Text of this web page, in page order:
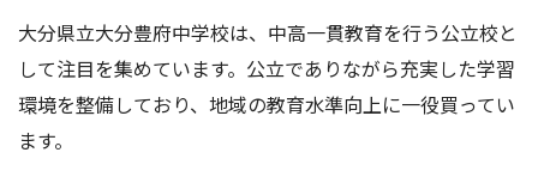
大分県立大分豊府中学校は、中高一貫教育を行う公立校と
して注目を集めています。公立でありながら充実した学習
環境を整備しており、地域の教育水準向上に一役買ってい
ます。